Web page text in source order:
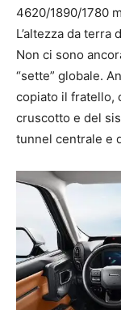
4620/1890/1780
L’altezza da terra
Non ci sono
“sette” globale.
copiato il fratello,
cruscotto e del
tunnel centrale e